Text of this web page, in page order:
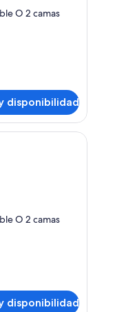
O 2 camas
disponibilidad
y una lámpara.
moderna con una mesa
O 2 camas
disponibilidad